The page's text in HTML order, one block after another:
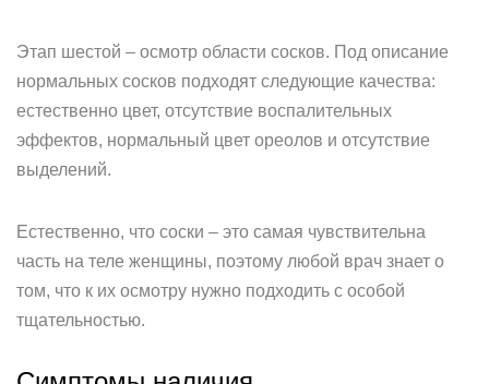
Этап шестой – осмотр области сосков. Под описание
нормальных сосков подходят следующие качества:
естественно цвет, отсутствие воспалительных
эффектов, нормальный цвет ореолов и отсутствие
выделений.
Естественно, что соски – это самая чувствительна
часть на теле женщины, поэтому любой врач знает о
том, что к их осмотру нужно подходить с особой
тщательностью.